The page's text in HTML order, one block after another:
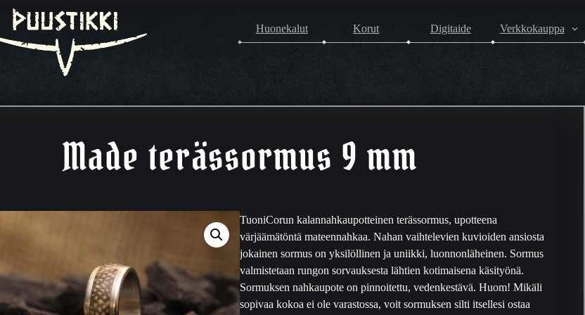
Huonekalut Korut Digitaide Verkkokauppa
Made terässormus 9 mm
TuoniCorun kalannahkaupotteinen terässormus, upotteena
värjäämätöntä mateennahkaa. Nahan vaihtelevien kuvioiden ansiosta
jokainen sormus on yksilöllinen ja uniikki, luonnonläheinen. Sormus
valmistetaan rungon sorvauksesta lähtien kotimaisena käsityönä.
Sormuksen nahkaupote on pinnoitettu, vedenkestävä. Huom! Mikäli
sopivaa kokoa ei ole varastossa, voit sormuksen silti itsellesi ostaa